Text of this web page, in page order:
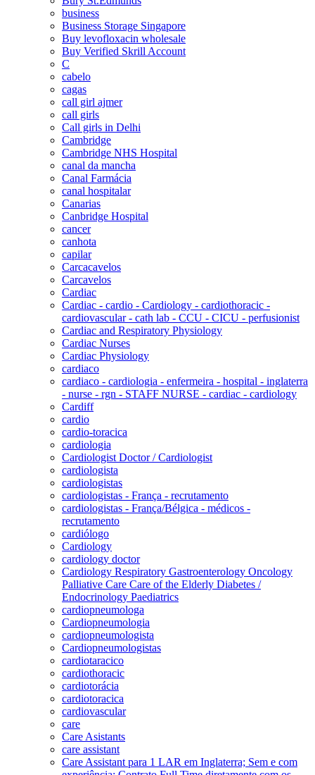
business
Business Storage Singapore
Buy levofloxacin wholesale
Buy Verified Skrill Account
C
cabelo
cagas
call girl ajmer
call girls
Call girls in Delhi
Cambridge
Cambridge NHS Hospital
canal da mancha
Canal Farmácia
canal hospitalar
Canarias
Canbridge Hospital
cancer
canhota
capilar
Carcacavelos
Carcavelos
Cardiac
Cardiac - cardio - Cardiology - cardiothoracic -
cardiovascular - cath lab - CCU - CICU - perfusionist
Cardiac and Respiratory Physiology
Cardiac Nurses
Cardiac Physiology
cardiaco
cardiaco - cardiologia - enfermeira - hospital - inglaterra
- nurse - rgn - STAFF NURSE - cardiac - cardiology
Cardiff
cardio
cardio-toracica
cardiologia
Cardiologist Doctor / Cardiologist
cardiologista
cardiologistas
cardiologistas - França - recrutamento
cardiologistas - França/Bélgica - médicos -
recrutamento
cardiólogo
Cardiology
cardiology doctor
Cardiology Respiratory Gastroenterology Oncology
Palliative Care Care of the Elderly Diabetes /
Endocrinology Paediatrics
cardiopneumologa
Cardiopneumologia
cardiopneumologista
Cardiopneumologistas
cardiotaracico
cardiothoracic
cardiotorácia
cardiotoracica
cardiovascular
care
Care Asistants
care assistant
Care Assistant para 1 LAR em Inglaterra; Sem e com